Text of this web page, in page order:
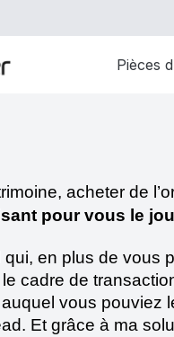
Pièces
acheter de
pour vous le
qui, en plus de vous
cadre de
vous pouviez
Et grâce à ma